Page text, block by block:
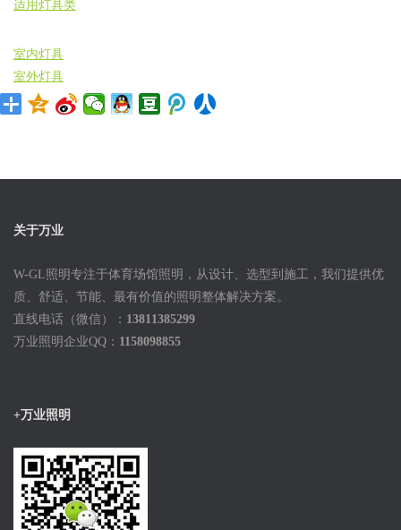
适用灯具类
室内灯具
室外灯具
关于万业
W-GL照明专注于体育场馆照明，从设计、选型到施工，我们提供优
质、舒适、节能、最有价值的照明整体解决方案。
直线电话（微信）： 13811385299
万业照明企业QQ： 1158098855
+万业照明